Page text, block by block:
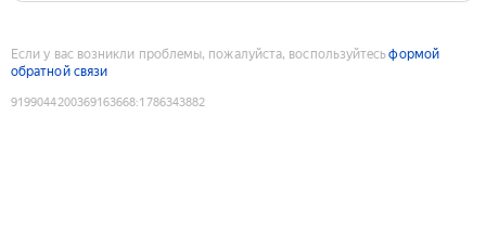
Если у вас возникли проблемы, пожалуйста, воспользуйтесьформой
обратной связи
9199044200369163668:1786343882